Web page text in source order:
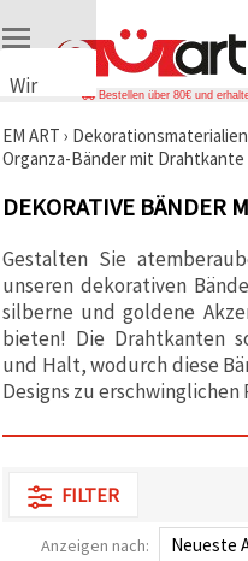
Wir
Cookies
🍪 Wir
Cookies
ähnliche
Technologien,
um das
ordnungsgemäße
Funktionieren
der Website
sicherzustellen,
Ihr
Nutzungserlebnis
verbessern
Einwilligung,
Datenverkehr
Bestellen über 80€ und
EM ART › Dekorationsmaterialien
Organza-Bänder mit Drahtkante
DEKORATIVE BÄNDER
Gestalten Sie
unseren dekorativen
silberne und goldene
bieten! Die Drahtkanten
und Halt, wodurch diese
Designs zu erschwinglichen
FILTER
Anzeigen nach: